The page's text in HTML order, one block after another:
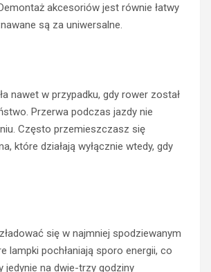
akcesoriów jest równie łatwy
są za uniwersalne.
nawet w przypadku, gdy rower został
Przerwa podczas jazdy nie
Często przemieszczasz się
które działają wyłącznie wtedy, gdy
się w najmniej spodziewanym
lampki pochłaniają sporo energii, co
jedynie na dwie-trzy godziny